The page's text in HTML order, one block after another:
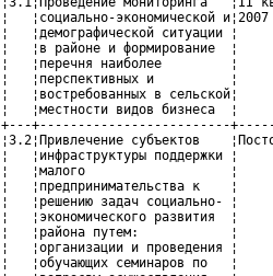
¦   ¦социально-экономической
¦   ¦демографической ситуации
¦   ¦в районе и формирование  ¦
¦   ¦перечня наиболее         ¦
¦   ¦перспективных и          ¦
¦   ¦востребованных в сельской¦
¦   ¦местности видов бизнеса  ¦
+---+-------------------------
¦3.2¦Привлечение субъектов
¦   ¦инфраструктуры поддержки ¦
¦   ¦малого                   ¦
¦   ¦предпринимательства к    ¦
¦   ¦решению задач социально-
¦   ¦экономического развития
¦   ¦района путем:            ¦
¦   ¦организации и проведения ¦
¦   ¦обучающих семинаров